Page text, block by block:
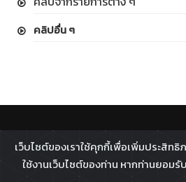
คลิปอื่น ๆ
All rights reserved - 2026 ©
เว็บไซต์ของเราใช้คุกกี้เพื่อเพิ่มประสิท
ใช้งานเว็บไซต์ของท่าน หากท่านยอมรั